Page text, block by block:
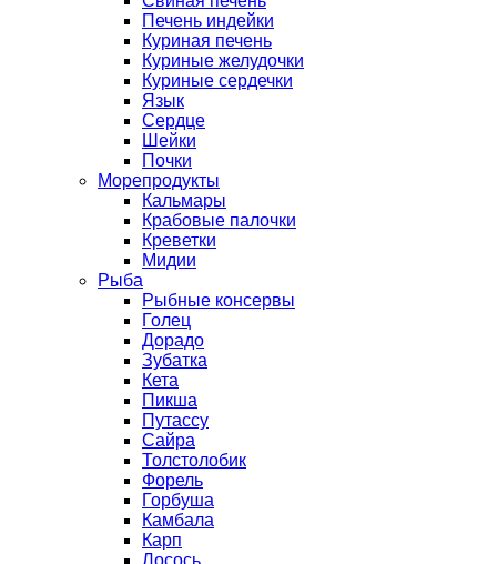
Печень индейки
Куриная печень
Куриные желудочки
Куриные сердечки
Язык
Сердце
Шейки
Почки
Морепродукты
Кальмары
Крабовые палочки
Креветки
Мидии
Рыба
Рыбные консервы
Голец
Дорадо
Зубатка
Кета
Пикша
Путассу
Сайра
Толстолобик
Форель
Горбуша
Камбала
Карп
Лосось